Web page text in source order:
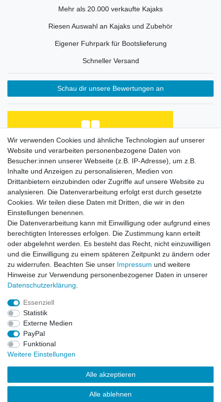
Mehr als 20.000 verkaufte Kajaks
Riesen Auswahl an Kajaks und Zubehör
Eigener Fuhrpark für Bootslieferung
Schneller Versand
Schau dir unsere Bewertungen an
Habe Angelkayak gekauft, bin mit Abwicklung und
Preis zufrieden. Was fehlt, ist eine Beschreibung
Horst L., Steinach
Datum der Veröffentlichung: 26.07.2026
Datum der Kauferfahrung: 16.07.2026
253 Bewertungen
Impressum
Widerrufs­recht
Versandinformationen
Wir verwenden Cookies und ähnliche Technologien auf unserer
Website und verarbeiten personenbezogene Daten von
Besucher:innen unserer Webseite (z.B. IP-Adresse), um z.B.
Inhalte und Anzeigen zu personalisieren, Medien von
Drittanbietern einzubinden oder Zugriffe auf unsere Website zu
analysieren. Die Datenverarbeitung erfolgt erst durch gesetzte
Cookies. Wir teilen diese Daten mit Dritten, die wir in den
Einstellungen benennen.
Die Datenverarbeitung kann mit Einwilligung oder aufgrund eines
berechtigten Interesses erfolgen. Die Zustimmung kann erteilt
oder abgelehnt werden. Es besteht das Recht, nicht einzuwilligen
und die Einwilligung zu einem späteren Zeitpunkt zu ändern oder
zu widerrufen. Beachten Sie unser Impressum und weitere
Hinweise zur Verwendung personenbezogener Daten in unserer
Daten­schutz­erklärung
Essenziell
Statistik
Externe Medien
PayPal
Funktional
Weitere Einstellungen
Alle akzeptieren
Alle ablehnen